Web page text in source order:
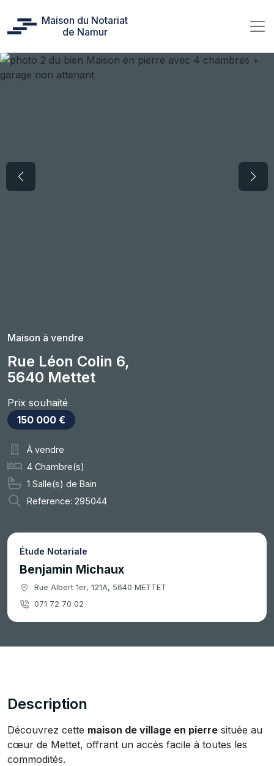
Maison du Notariat
de Namur
Maison à vendre
Rue Léon Colin 6,
5640 Mettet
Prix souhaité
150 000 €
À vendre
4 Chambre(s)
1 Salle(s) de Bain
Reference: 295044
Étude Notariale
Benjamin Michaux
Rue Albert 1er, 121A, 5640 METTET
071 72 70 02
Description
Découvrez cette maison de village en pierre située au
cœur de Mettet, offrant un accès facile à toutes les
commodités.